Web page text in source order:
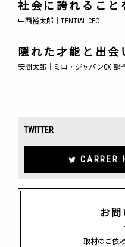
社会に誇れること
中西裕太郎｜TENTIAL CEO
隠れた才能と出会
安間太郎｜ミロ・ジャパンCX 部
TWITTER
CARRER
お問
取材のご依